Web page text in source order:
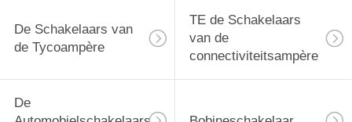
De Schakelaars van
de Tycoampère
TE de Schakelaars
van de
connectiviteitsampère
De